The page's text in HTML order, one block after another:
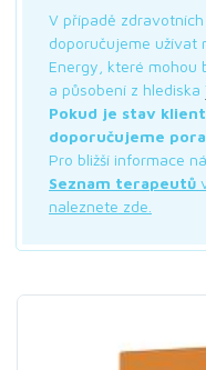
V případě
doporučujeme užívat
Energy, které mohou
a působení z hlediska
Pokud je stav
doporučujeme
Pro bližší informace
Seznam terapeutů
naleznete zde.